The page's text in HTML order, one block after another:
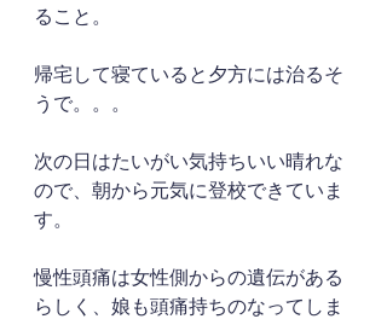
ること。
帰宅して寝ていると夕方には治るそ
うで。。。
次の日はたいがい気持ちいい晴れな
ので、朝から元気に登校できていま
す。
慢性頭痛は女性側からの遺伝がある
らしく、娘も頭痛持ちのなってしま